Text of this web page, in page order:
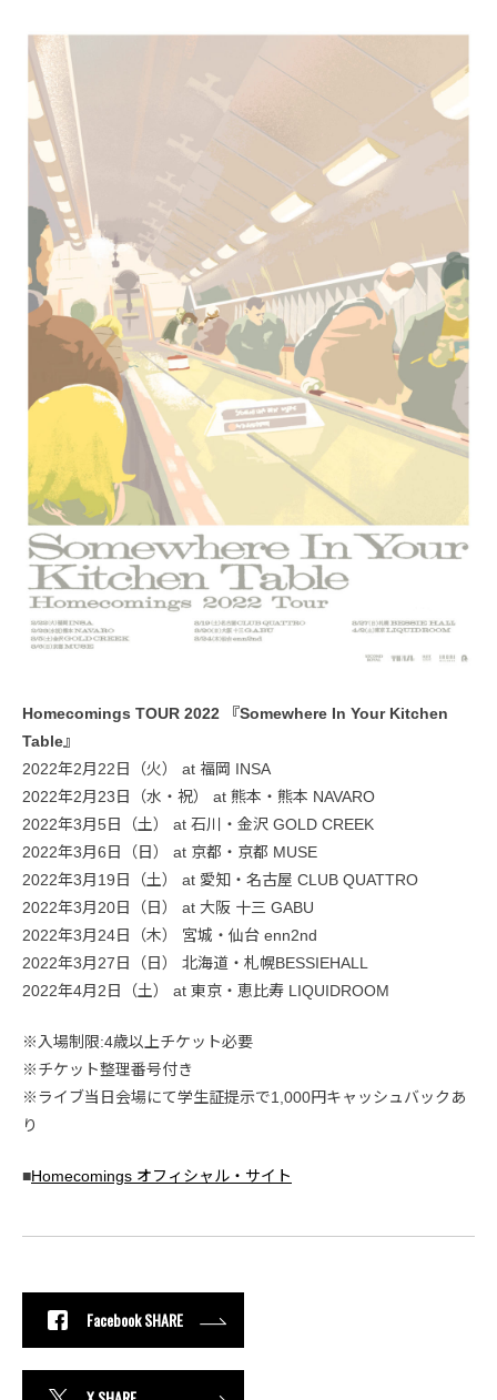
Homecomings TOUR 2022 『Somewhere In Your Kitchen
Table』
2022年2月22日（火） at 福岡 INSA
2022年2月23日（水・祝） at 熊本・熊本 NAVARO
2022年3月5日（土） at 石川・金沢 GOLD CREEK
2022年3月6日（日） at 京都・京都 MUSE
2022年3月19日（土） at 愛知・名古屋 CLUB QUATTRO
2022年3月20日（日） at 大阪 十三 GABU
2022年3月24日（木） 宮城・仙台 enn2nd
2022年3月27日（日） 北海道・札幌BESSIEHALL
2022年4月2日（土） at 東京・恵比寿 LIQUIDROOM
※入場制限:4歳以上チケット必要
※チケット整理番号付き
※ライブ当日会場にて学生証提示で1,000円キャッシュバックあ
り
■Homecomings オフィシャル・サイト
Facebook SHARE